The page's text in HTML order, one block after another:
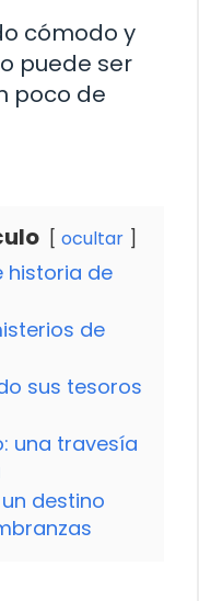
cómodo y
puede ser
poco de
ocultar
historia de
de
sus tesoros
una travesía
destino